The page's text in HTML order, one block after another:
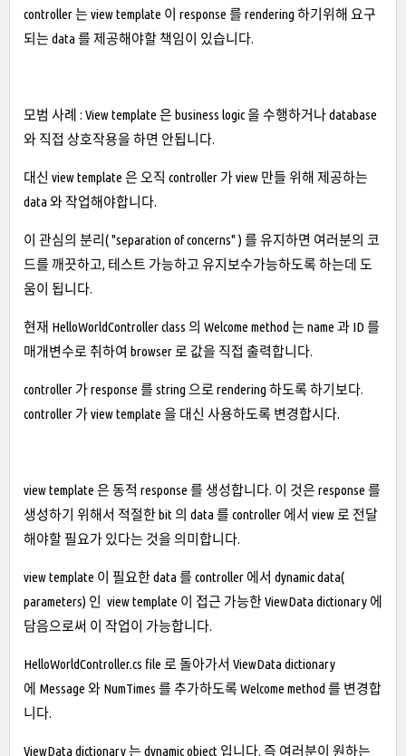
controller 는 view template 이 response 를 rendering 하기위해 요구
되는 data 를 제공해야할 책임이 있습니다.
모범 사례 : View template 은 business logic 을 수행하거나 database
와 직접 상호작용을 하면 안됩니다.
대신 view template 은 오직 controller 가 view 만들 위해 제공하는
data 와 작업해야합니다.
이 관심의 분리( "separation of concerns" ) 를 유지하면 여러분의 코
드를 깨끗하고, 테스트 가능하고 유지보수가능하도록 하는데 도
움이 됩니다.
현재 HelloWorldController class 의 Welcome method 는 name 과 ID 를
매개변수로 취하여 browser 로 값을 직접 출력합니다.
controller 가 response 를 string 으로 rendering 하도록 하기보다.
controller 가 view template 을 대신 사용하도록 변경합시다.
view template 은 동적 response 를 생성합니다. 이 것은 response 를
생성하기 위해서 적절한 bit 의 data 를 controller 에서 view 로 전달
해야할 필요가 있다는 것을 의미합니다.
view template 이 필요한 data 를 controller 에서 dynamic data(
parameters) 인 view template 이 접근 가능한 ViewData dictionary 에
담음으로써 이 작업이 가능합니다.
HelloWorldController.cs file 로 돌아가서 ViewData dictionary
에 Message 와 NumTimes 를 추가하도록 Welcome method 를 변경합
니다.
ViewData dictionary 는 dynamic object 입니다. 즉 여러분이 원하는